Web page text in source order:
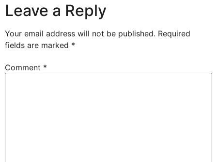
Leave a Reply
Your email address will not be published. Required
fields are marked *
Comment *